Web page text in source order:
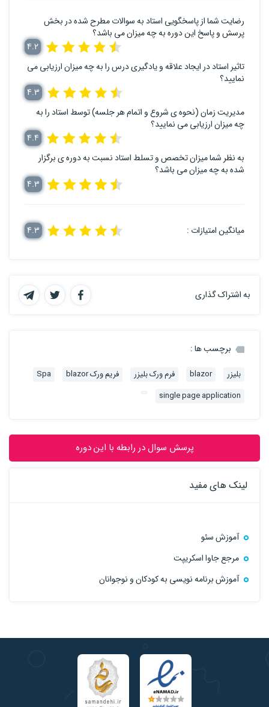
رضایت شما از پاسخگویی استاد به سوالات مطرح شده در بخش
پرسش و پاسخ این دوره به چه میزان می باشد؟
4.2
تاثیر استاد در ایجاد علاقه و یادگیری درس را به چه میزان ارزیابی می
نمایید؟
4.3
مدیریت زمان (نحوه ی شروع و اتمام هر جلسه) توسط استاد را به
چه میزان ارزیابی می نمایید؟
4.4
به نظر شما میزان تخصص و تسلط استاد نسبت به دوره ی برگزار
شده به چه میزان می باشد؟
4.3
میانگین امتیازات : 4.3
به اشتراک گذاری
برچسب ها :
بلیزر blazor فرم ورک بلیزر فریم ورک blazor
Spa
single page application
پرسش سوال در رابطه با این دوره
لینک های مفید
آموزش سئو
مرجع جاوا اسکریپت
آموزش برنامه نویسی به کودکان و نوجوانان